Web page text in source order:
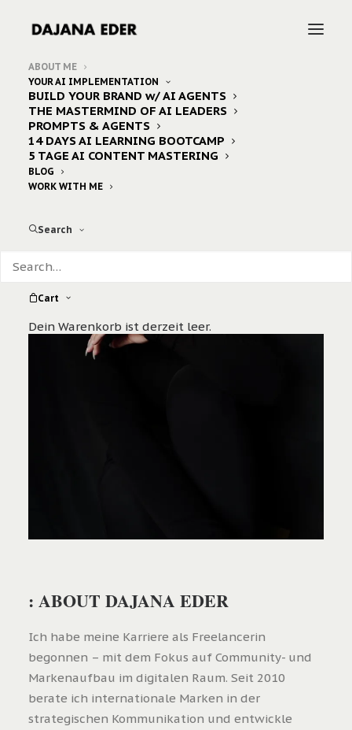
ABOUT ME
YOUR AI IMPLEMENTATION
BUILD YOUR BRAND w/ AI AGENTS
THE MASTERMIND OF AI LEADERS
PROMPTS & AGENTS
14 DAYS AI LEARNING BOOTCAMP
5 TAGE AI CONTENT MASTERING
BLOG
WORK WITH ME
Search
Cart
Dein Warenkorb ist derzeit leer.
: ABOUT DAJANA EDER
Ich habe meine Karriere als Freelancerin
begonnen – mit dem Fokus auf Community- und
Markenaufbau im digitalen Raum. Seit 2010
berate ich internationale Marken in der
strategischen Kommunikation und entwickle